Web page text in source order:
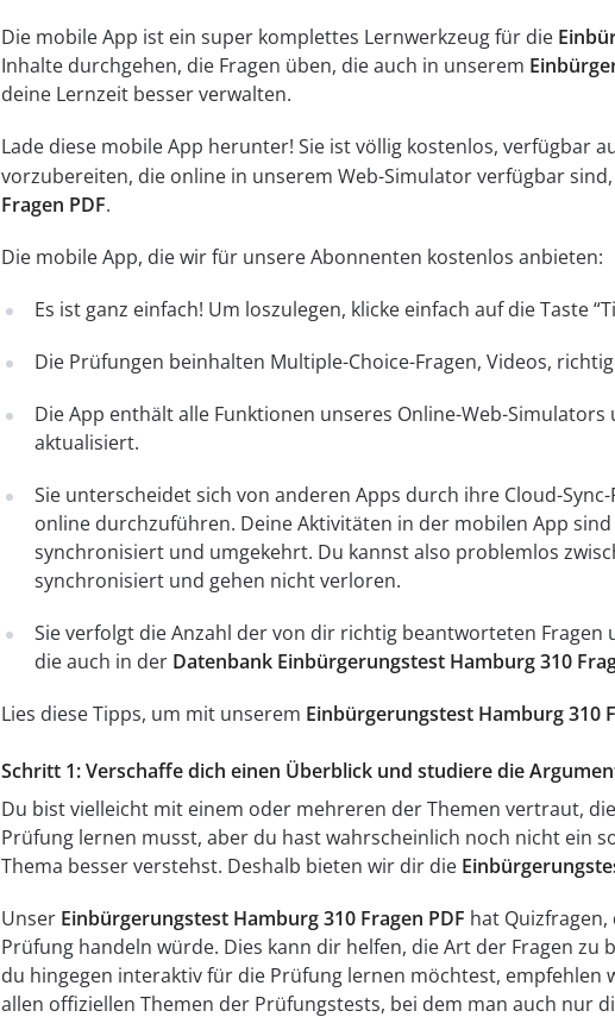
Die mobile App ist ein super komplettes Lernwerkzeug für die
Inhalte durchgehen, die Fragen üben, die auch in unserem
deine Lernzeit besser verwalten.
Lade diese mobile App herunter! Sie ist völlig kostenlos, verfügbar
vorzubereiten, die online in unserem Web-Simulator verfügbar
Fragen PDF.
Die mobile App, die wir für unsere Abonnenten kostenlos anbieten:
Es ist ganz einfach! Um loszulegen, klicke einfach auf die Taste
Die Prüfungen beinhalten Multiple-Choice-Fragen, Videos,
Die App enthält alle Funktionen unseres Online-Web-
aktualisiert.
Sie unterscheidet sich von anderen Apps durch ihre Cloud-
online durchzuführen. Deine Aktivitäten in der mobilen App
synchronisiert und umgekehrt. Du kannst also problemlos
synchronisiert und gehen nicht verloren.
Sie verfolgt die Anzahl der von dir richtig beantworteten
die auch in der Datenbank Einbürgerungstest Hamburg 310
Lies diese Tipps, um mit unserem Einbürgerungstest Hamburg 310
Schritt 1: Verschaffe dich einen Überblick und studiere die
Du bist vielleicht mit einem oder mehreren der Themen vertraut,
Prüfung lernen musst, aber du hast wahrscheinlich noch nicht ein
Thema besser verstehst. Deshalb bieten wir dir die
Unser Einbürgerungstest Hamburg 310 Fragen PDF hat
Prüfung handeln würde. Dies kann dir helfen, die Art der Fragen
du hingegen interaktiv für die Prüfung lernen möchtest, empfehlen
allen offiziellen Themen der Prüfungstests, bei dem man auch nur